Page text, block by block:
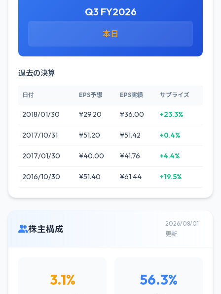
Q3 FY2026
本日
過去の決算
日付 EPS予想 EPS実績 サプライズ
2018/01/30 ¥29.20 ¥36.00 +23.3%
2017/10/31 ¥51.20 ¥51.42 +0.4%
2017/01/30 ¥40.00 ¥41.76 +4.4%
2016/10/30 ¥51.40 ¥61.44 +19.5%
株主構成
2026/08/01
更新
3.1% 56.3%